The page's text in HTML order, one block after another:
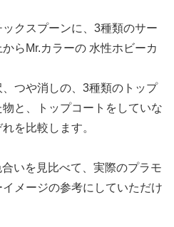
クスプーンに、3種類のサー
らMr.カラーの 水性ホビーカ
つや消しの、3種類のトップ
と、トップコートをしていな
を比較します。
いを見比べて、実際のプラモ
メージの参考にしていただけ